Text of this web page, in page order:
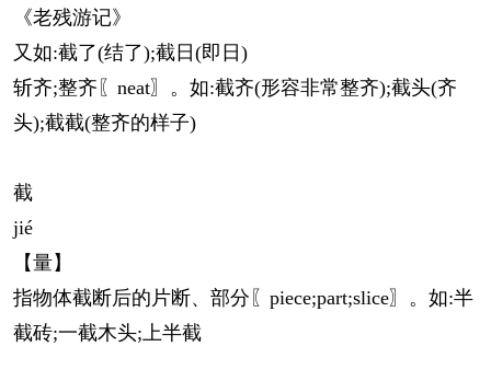
《老残游记》
又如:截了(结了);截日(即日)
斩齐;整齐〖neat〗。如:截齐(形容非常整齐);截头(齐
头);截截(整齐的样子)
截
jié
【量】
指物体截断后的片断、部分〖piece;part;slice〗。如:半
截砖;一截木头;上半截